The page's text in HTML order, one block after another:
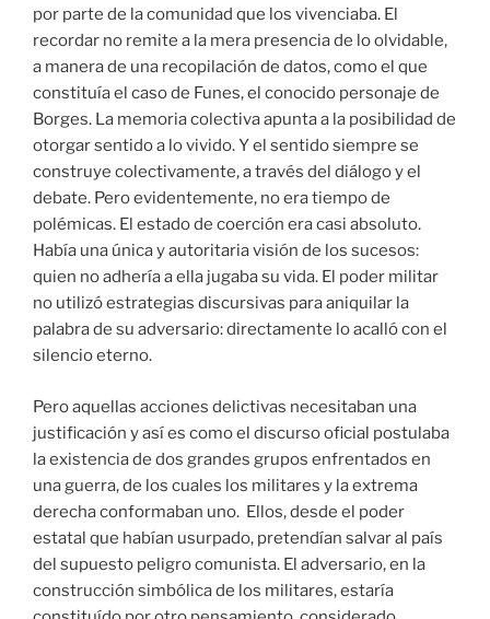
por parte de la comunidad que los vivenciaba. El
recordar no remite a la mera presencia de lo olvidable,
a manera de una recopilación de datos, como el que
constituía el caso de Funes, el conocido personaje de
Borges. La memoria colectiva apunta a la posibilidad de
otorgar sentido a lo vivido. Y el sentido siempre se
construye colectivamente, a través del diálogo y el
debate. Pero evidentemente, no era tiempo de
polémicas. El estado de coerción era casi absoluto.
Había una única y autoritaria visión de los sucesos:
quien no adhería a ella jugaba su vida. El poder militar
no utilizó estrategias discursivas para aniquilar la
palabra de su adversario: directamente lo acalló con el
silencio eterno.
Pero aquellas acciones delictivas necesitaban una
justificación y así es como el discurso oficial postulaba
la existencia de dos grandes grupos enfrentados en
una guerra, de los cuales los militares y la extrema
derecha conformaban uno. Ellos, desde el poder
estatal que habían usurpado, pretendían salvar al país
del supuesto peligro comunista. El adversario, en la
construcción simbólica de los militares, estaría